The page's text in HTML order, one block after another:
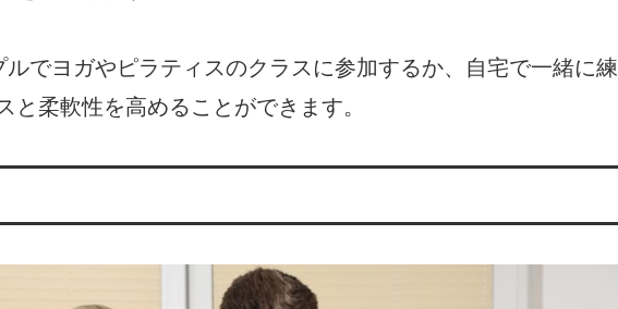
ルでヨガやピラティスのクラスに参加するか、自宅で一緒に練
と柔軟性を高めることができます。